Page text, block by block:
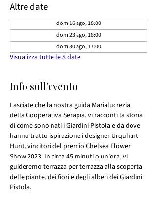
Altre date
dom 16 ago, 18:00
dom 23 ago, 18:00
dom 30 ago, 17:00
Visualizza tutte le 8 date
Info sull'evento
Lasciate che la nostra guida Marialucrezia,
della Cooperativa Serapia, vi racconti la storia
di come sono nati i Giardini Pistola e da dove
hanno tratto ispirazione i designer Urquhart
Hunt, vincitori del premio Chelsea Flower
Show 2023. In circa 45 minuti o un'ora, vi
guideremo terrazza per terrazza alla scoperta
delle piante, dei fiori e degli alberi dei Giardini
Pistola.